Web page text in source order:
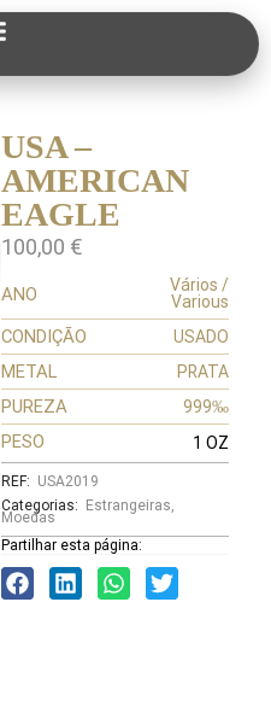
USA –
AMERICAN
EAGLE
100,00 €
ANO
Vários /
Various
CONDIÇÃO USADO
METAL PRATA
PUREZA 999‰
PESO 1 OZ
REF: USA2019
Categorias:
Estrangeiras,
Moedas
Partilhar esta página: